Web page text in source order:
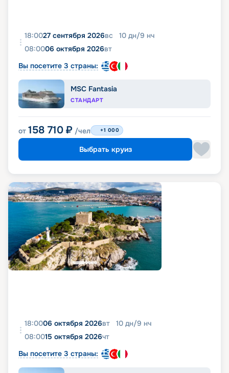
18:0027 сентября 2026вс 10 дн/9 нч
08:0006 октября 2026вт
Вы посетите 3 страны:
MSC Fantasia
СТАНДАРТ
от 158 710 ₽ /чел +1 000
Выбрать круиз
18:0006 октября 2026вт 10 дн/9 нч
08:0015 октября 2026чт
Вы посетите 3 страны: